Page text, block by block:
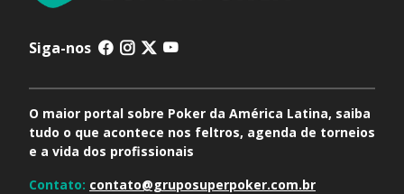
Siga-nos
O maior portal sobre Poker da América Latina, saiba
tudo o que acontece nos feltros, agenda de torneios
e a vida dos profissionais
Contato: contato@gruposuperpoker.com.br